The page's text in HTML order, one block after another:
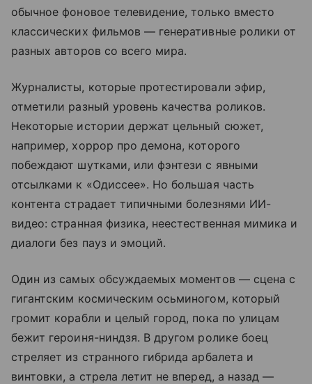
обычное фоновое телевидение, только вместо
классических фильмов — генеративные ролики от
разных авторов со всего мира.
Журналисты, которые протестировали эфир,
отметили разный уровень качества роликов.
Некоторые истории держат цельный сюжет,
например, хоррор про демона, которого
побеждают шутками, или фэнтези с явными
отсылками к «Одиссее». Но большая часть
контента страдает типичными болезнями ИИ-
видео: странная физика, неестественная мимика и
диалоги без пауз и эмоций.
Один из самых обсуждаемых моментов — сцена с
гигантским космическим осьминогом, который
громит корабли и целый город, пока по улицам
бежит героиня-ниндзя. В другом ролике боец
стреляет из странного гибрида арбалета и
винтовки, а стрела летит не вперед, а назад —